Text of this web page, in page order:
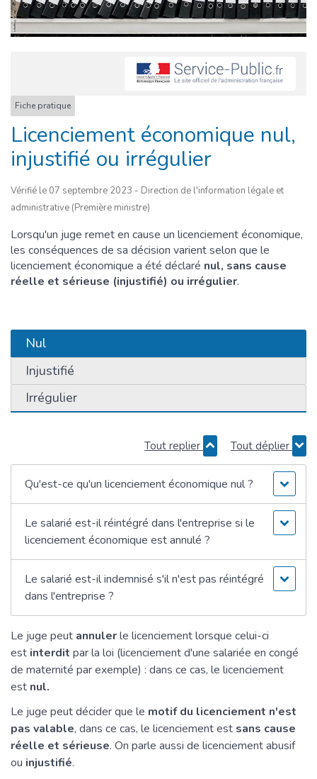
Fiche pratique
Licenciement économique nul,
injustifié ou irrégulier
Vérifié le 07 septembre 2023 - Direction de l'information légale et
administrative (Première ministre)
Lorsqu'un juge remet en cause un licenciement économique,
les conséquences de sa décision varient selon que le
licenciement économique a été déclaré nul, sans cause
réelle et sérieuse (injustifié) ou irrégulier.
Nul
Injustifié
Irrégulier
Tout replier Tout déplier
Qu'est-ce qu'un licenciement économique nul ?
Le salarié est-il réintégré dans l'entreprise si le
licenciement économique est annulé ?
Le salarié est-il indemnisé s'il n'est pas réintégré
dans l'entreprise ?
Le juge peut annulerle licenciement lorsque celui-ci
est interdit par la loi (licenciement d'une salariée en congé
de maternité par exemple) : dans ce cas, le licenciement
est nul.
Le juge peut décider que le motif du licenciement n'est
pas valable, dans ce cas, le licenciement est sans cause
réelle et sérieuse. On parle aussi de licenciement abusif
ou injustifié.